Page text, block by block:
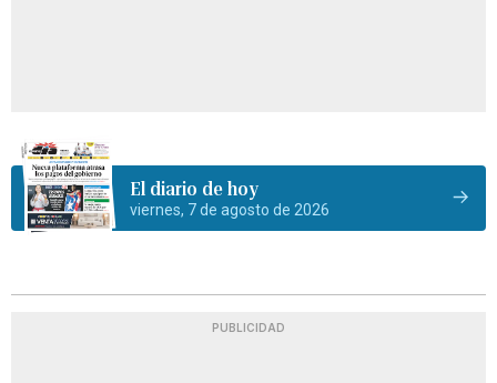
El diario de hoy
viernes, 7 de agosto de 2026
PUBLICIDAD